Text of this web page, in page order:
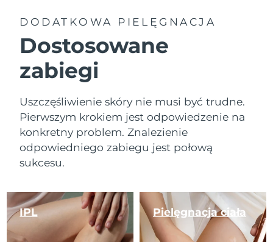
DODATKOWA PIELĘGNACJA
Dostosowane
zabiegi
Uszczęśliwienie skóry nie musi być trudne.
Pierwszym krokiem jest odpowiedzenie na
konkretny problem. Znalezienie
odpowiedniego zabiegu jest połową
sukcesu.
IPL Pielęgnacja ciała